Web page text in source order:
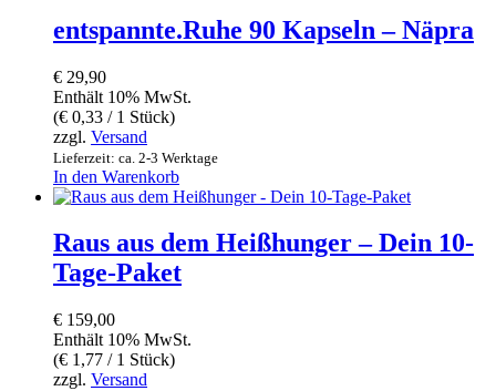
entspannte.Ruhe 90 Kapseln – Näpra
€ 29,90
Enthält 10% MwSt.
(€ 0,33 / 1 Stück)
zzgl. Versand
Lieferzeit: ca. 2-3 Werktage
In den Warenkorb
Raus aus dem Heißhunger – Dein 10-
Tage-Paket
€ 159,00
Enthält 10% MwSt.
(€ 1,77 / 1 Stück)
zzgl. Versand